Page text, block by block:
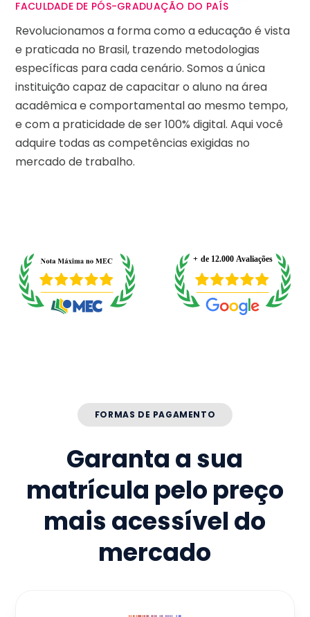
FACULDADE DE PÓS-GRADUAÇÃO DO PAÍS
Revolucionamos a forma como a educação é vista
e praticada no Brasil, trazendo metodologias
específicas para cada cenário. Somos a única
instituição capaz de capacitar o aluno na área
acadêmica e comportamental ao mesmo tempo,
e com a praticidade de ser 100% digital. Aqui você
adquire todas as competências exigidas no
mercado de trabalho.
FORMAS DE PAGAMENTO
Garanta a sua
matrícula pelo preço
mais acessível do
mercado